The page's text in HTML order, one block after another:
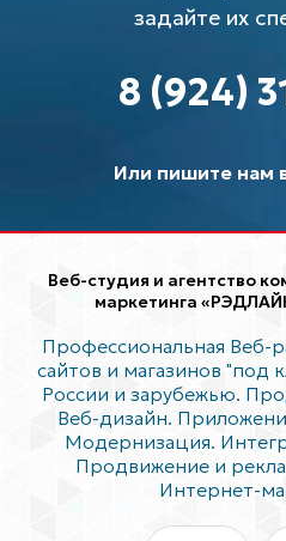
задайте их
8 (924)
Или пишите нам
Веб-студия и агентство
маркетинга
Профессиональная Веб-
сайтов и магазинов "под
России и зарубежью.
Веб-дизайн.
Модернизация.
Продвижение и
Интернет-